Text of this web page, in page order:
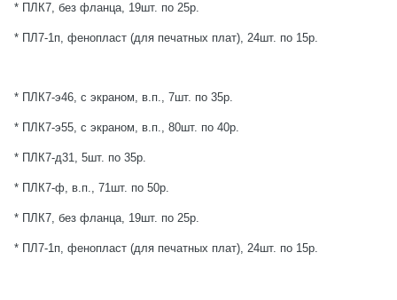
* ПЛК7, без фланца, 19шт. по 25р.
* ПЛ7-1п, фенопласт (для печатных плат), 24шт. по 15р.
* ПЛК7-э46, с экраном, в.п., 7шт. по 35р.
* ПЛК7-э55, с экраном, в.п., 80шт. по 40р.
* ПЛК7-д31, 5шт. по 35р.
* ПЛК7-ф, в.п., 71шт. по 50р.
* ПЛК7, без фланца, 19шт. по 25р.
* ПЛ7-1п, фенопласт (для печатных плат), 24шт. по 15р.